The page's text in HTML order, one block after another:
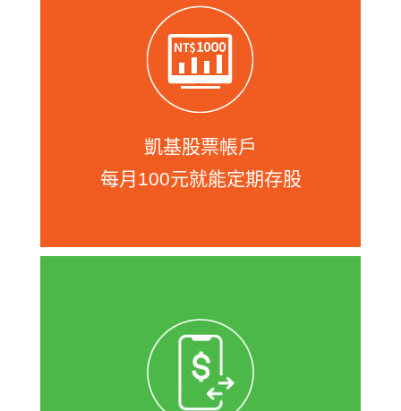
凱基股票帳戶
每月100元就能定期存股
凱基開證券戶提供台股每月100元、美股
每月3,000元就能定期定額投資，還有台
股「自選組合」功能，您可挑選2～99檔
台股或ETF並設定每檔投資比例，每月
證券開戶時順手加辦凱基e財庫，就不用
額外申辦凱基證券交割銀行帳戶，可隨
意綁定手上現有的任一銀行戶，台股、